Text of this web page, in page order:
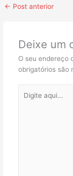
← Post anterior
Deixe um
O seu endereço
obrigatórios são
aqui...